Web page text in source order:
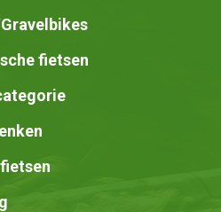
fietsen